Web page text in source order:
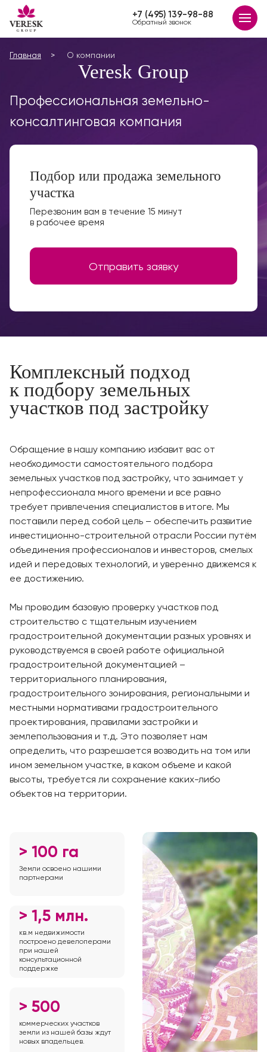
+7 (495) 139-98-88
Обратный звонок
Главная О компании
Veresk Group
Профессиональная земельно-
консалтинговая компания
Подбор или продажа земельного
участка
Перезвоним вам в течение 15 минут
в рабочее время
Отправить заявку
Комплексный подход
к подбору земельных
участков под застройку
Обращение в нашу компанию избавит вас от
необходимости самостоятельного подбора
земельных участков под застройку, что занимает у
непрофессионала много времени и все равно
требует привлечения специалистов в итоге. Мы
поставили перед собой цель – обеспечить развитие
инвестиционно-строительной отрасли России путём
объединения профессионалов и инвесторов, смелых
идей и передовых технологий, и уверенно движемся к
ее достижению.
Мы проводим базовую проверку участков под
строительство с тщательным изучением
градостроительной документации разных уровнях и
руководствуемся в своей работе официальной
градостроительной документацией –
территориального планирования,
градостроительного зонирования, региональными и
местными нормативами градостроительного
проектирования, правилами застройки и
землепользования и т.д. Это позволяет нам
определить, что разрешается возводить на том или
ином земельном участке, в каком объеме и какой
высоты, требуется ли сохранение каких-либо
объектов на территории.
> 100 га
Земли освоено нашими
партнерами
> 1,5 млн.
кв.м недвижимости
построено девелоперами
при нашей
консультационной
поддержке
> 500
коммерческих участков
земли из нашей базы ждут
новых владельцев.